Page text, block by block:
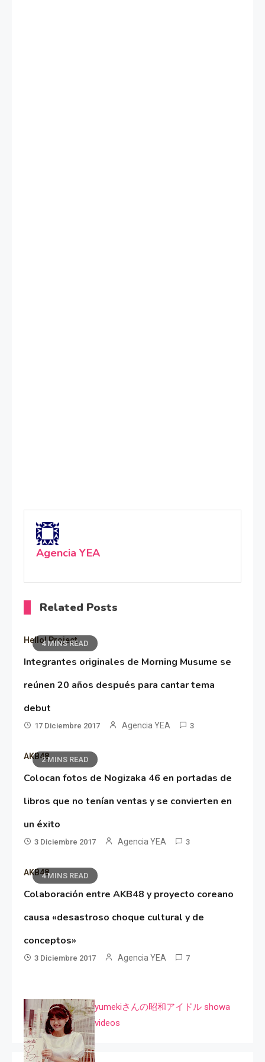
Agencia YEA
Related Posts
4 MINS READ
Hello! Project
Integrantes originales de Morning Musume se
reúnen 20 años después para cantar tema
debut
17 Diciembre 2017 Agencia YEA 3
2 MINS READ
AKB48
Colocan fotos de Nogizaka 46 en portadas de
libros que no tenían ventas y se convierten en
un éxito
3 Diciembre 2017 Agencia YEA 3
4 MINS READ
AKB48
Colaboración entre AKB48 y proyecto coreano
causa «desastroso choque cultural y de
conceptos»
3 Diciembre 2017 Agencia YEA 7
yumekiさんの昭和アイドル showa
videos